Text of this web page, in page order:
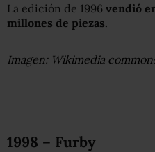
La edición de 1996 vendió
millones de piezas.
Imagen: Wikimedia
1998 – Furby